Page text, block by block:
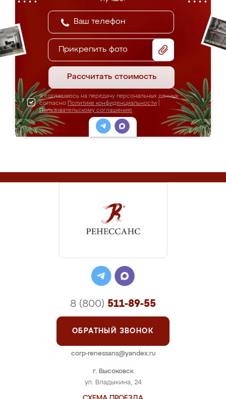
Прикрепить фото
Рассчитать стоимость
Я соглашаюсь на передачу персональных данных
согласно Политике конфиденциальности
Пользовательскому соглашению
г. Высоковск
ул. Владыкина, 24
8 (800) 511-89-55
ОБРАТНЫЙ ЗВОНОК
corp-renessans@yandex.ru